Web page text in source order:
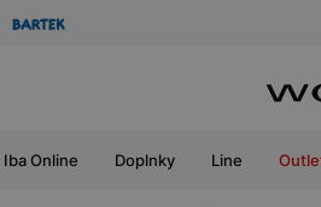
Iba Online Doplnky Line